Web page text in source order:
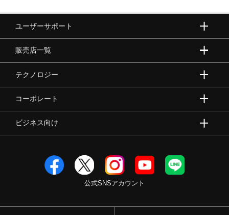
ユーザーサポート
販売店一覧
テクノロジー
コーポレート
ビジネス向け
公式SNSアカウント